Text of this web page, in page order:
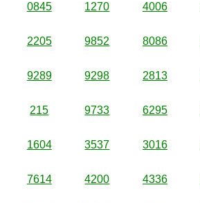
0845 1270 4006
2205 9852 8086
9289 9298 2813
215 9733 6295
1604 3537 3016
7614 4200 4336